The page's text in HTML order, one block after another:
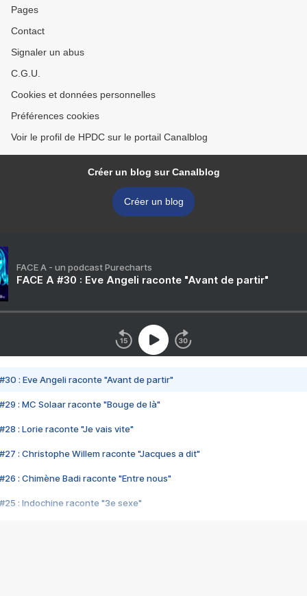
Pages
Contact
Signaler un abus
C.G.U.
Cookies et données personnelles
Préférences cookies
Voir le profil de HPDC sur le portail Canalblog
Créer un blog sur Canalblog
Créer un blog
FACE A - un podcast Purecharts
FACE A #30 : Eve Angeli raconte "Avant de partir"
#30 : Eve Angeli raconte "Avant de partir"
#29 : MC Solaar raconte "Bouge de là"
#28 : Lorie raconte "Je vais vite"
#27 : Christophe Willem raconte "Jacques a dit"
#26 : Chimène Badi raconte "Entre nous"
#25 : Indochine raconte "3e sexe"